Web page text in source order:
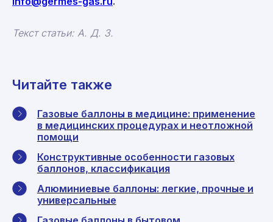
Текст статьи: А. Д. З.
Читайте также
Газовые баллоны в медицине: применение
в медицинских процедурах и неотложной
помощи
Конструктивные особенности газовых
баллонов, классификация
Алюминиевые баллоны: легкие, прочные и
универсальные